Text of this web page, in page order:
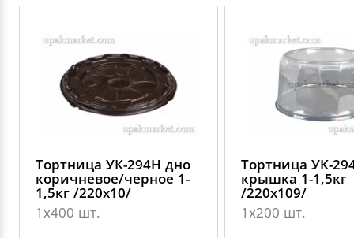
Тортница УК-294Н дно
коричневое/черное 1-
1,5кг /220х10/
1х400 шт.
Тортница УК-
крышка 1-1,5кг
/220х109/
1х200 шт.